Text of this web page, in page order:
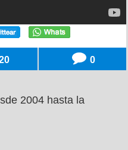
0
2004 hasta la